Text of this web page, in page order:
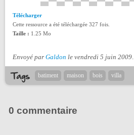
Télécharger
Cette ressource a été téléchargée 327 fois.
Taille : 1.25 Mo
Envoyé par Galdon le vendredi 5 juin 2009.
batiment maison bois villa
0 commentaire